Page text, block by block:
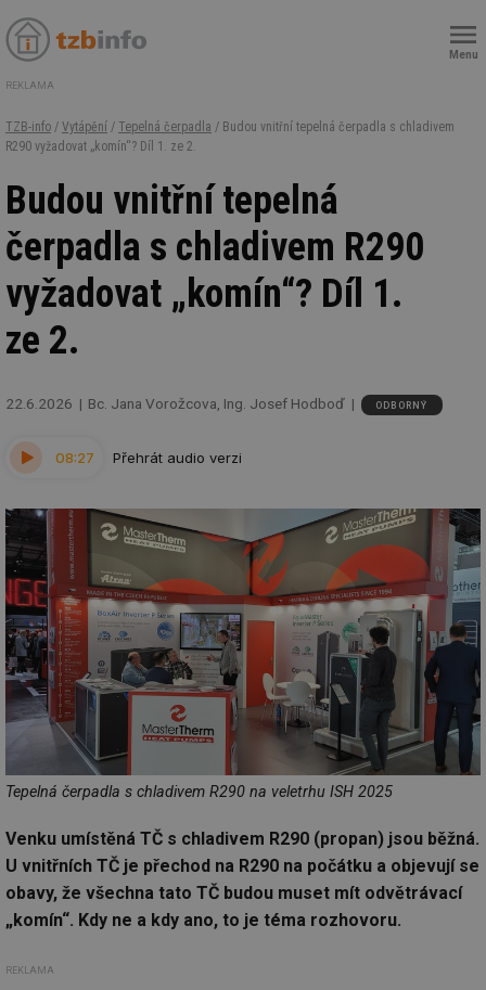
Menu
REKLAMA
TZB-info / Vytápění / Tepelná čerpadla / Budou vnitřní tepelná čerpadla s chladivem
R290 vyžadovat „komín“? Díl 1. ze 2.
Budou vnitřní tepelná
čerpadla s chladivem R290
vyžadovat „komín“? Díl 1.
ze 2.
22.6.2026 Bc. Jana Vorožcova, Ing. Josef Hodboď ODBORNÝ
08:27 Přehrát audio verzi
Tepelná čerpadla s chladivem R290 na veletrhu ISH 2025
Venku umístěná TČ s chladivem R290 (propan) jsou běžná.
U vnitřních TČ je přechod na R290 na počátku a objevují se
obavy, že všechna tato TČ budou muset mít odvětrávací
„komín“. Kdy ne a kdy ano, to je téma rozhovoru.
REKLAMA